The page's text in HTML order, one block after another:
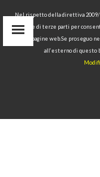
Nel rispetto della direttiva 2009/
tecnici e di terze parti per
delle pagine web.Se proseguo
all’esterno di questo